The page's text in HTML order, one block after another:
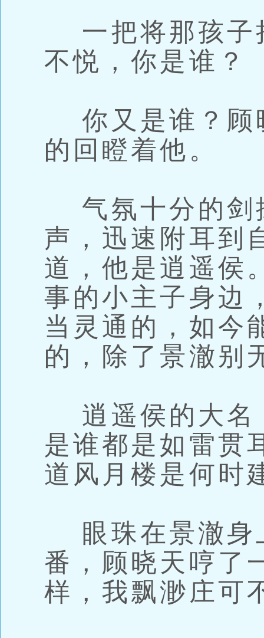
一把将那孩子
不悦，你是谁？
你又是谁？顾
的回瞪着他。
气氛十分的剑
声，迅速附耳到
道，他是逍遥侯
事的小主子身边
当灵通的，如今
的，除了景澈别
逍遥侯的大名
是谁都是如雷贯
道风月楼是何时
眼珠在景澈身
番，顾晓天哼了
样，我飘渺庄可